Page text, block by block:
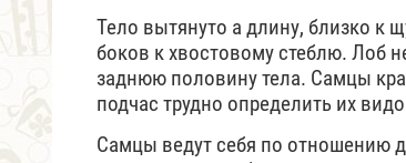
Тело вытянуто а длину, близко к
боков к хвостовому стеблю. Лоб
заднюю половину тела. Самцы
подчас трудно определить их
Самцы ведут себя по отношению